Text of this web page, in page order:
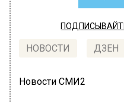
НОВОСТИ ДЗЕН
Новости СМИ2